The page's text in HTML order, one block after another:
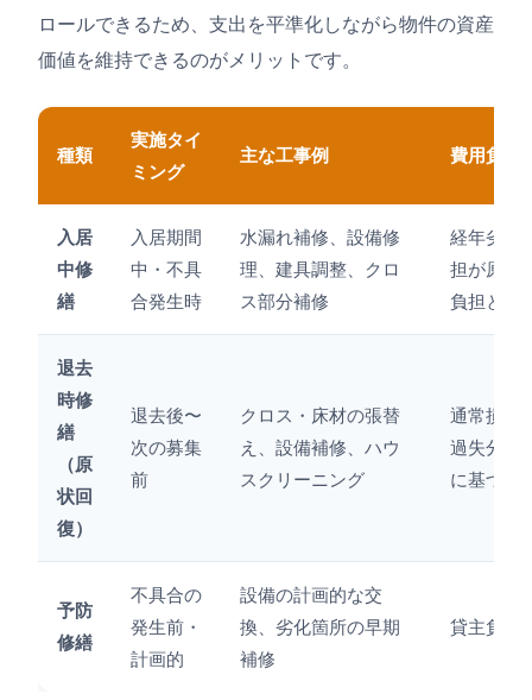
ロールできるため、支出を平準化しながら物件の資産
価値を維持できるのがメリットです。
種類
実施タイ
ミング
主な工事例 費用負担
入居
中修
繕
入居期間
中・不具
合発生時
水漏れ補修、設備修
理、建具調整、クロ
ス部分補修
経年劣化
担が原則
負担とな
退去
時修
繕
（原
状回
復）
退去後〜
次の募集
前
クロス・床材の張替
え、設備補修、ハウ
スクリーニング
通常損耗
過失分は
に基づく
予防
修繕
不具合の
発生前・
計画的
設備の計画的な交
換、劣化箇所の早期
補修
貸主負担